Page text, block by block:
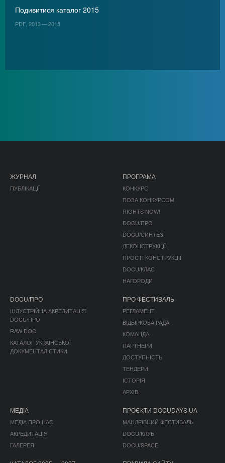
Подивитися каталог 2015
PDF, 2013 — 2015
ЖУРНАЛ
ПУБЛІКАЦІЇ
ПРОГРАМА
КОНКУРС
ПОЗА КОНКУРСОМ
RIGHTS NOW!
DOCU/ПРО
DOCU/СИНТЕЗ
ДЕКОНСТРУКЦІЇ
ПРОСТІ КОНСТРУКЦІЇ
DOCU/КЛАС
НАГОРОДИ
DOCU/ПРО
ІНДУСТРІЙНА АКРЕДИТАЦІЯ
DOCU/ПРО
RAW DOC
КАТАЛОГ УКРАЇНСЬКОЇ
ДОКУМЕНТАЛІСТИКИ
ПРО ФЕСТИВАЛЬ
РЕГЛАМЕНТ
ВІДБІРКОВА РАДА
КОМАНДА
ПАРТНЕРИ
ДОСТУПНІСТЬ
ТЕНДЕРИ
ІСТОРІЯ
АРХІВ
МЕДІА
МЕДІА ПРО НАС
АКРЕДИТАЦІЯ
ГАЛЕРЕЯ
ПРОЄКТИ DOCUDAYS UA
МАНДРІВНИЙ ФЕСТИВАЛЬ
DOCU/КЛУБ
DOCU/SPACE